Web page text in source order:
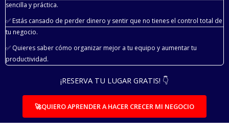
sencilla y práctica.
✅ Estás cansado de perder dinero y sentir que no tienes el control total de
tu negocio.
✅ Quieres saber cómo organizar mejor a tu equipo y aumentar tu
productividad.
¡RESERVA TU LUGAR GRATIS! 👇
🚀QUIERO APRENDER A HACER CRECER MI NEGOCIO